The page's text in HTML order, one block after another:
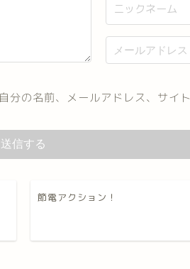
の名前、メールアドレス、サイト
節電アクション！